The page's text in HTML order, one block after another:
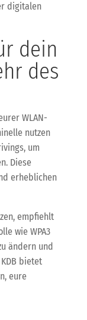
digitalen
dein
des
WLAN-
nutzen
um
Diese
erheblichen
empfiehlt
wie WPA3
ändern und
bietet
eure